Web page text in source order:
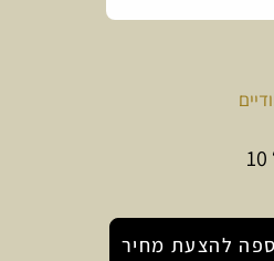
להצעת מחיר